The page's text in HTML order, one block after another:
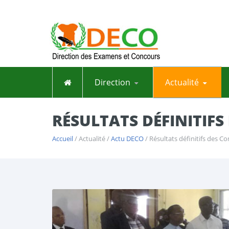
Direction Actualité
RÉSULTATS
Accueil/ Actualité /Actu DECO/ Résultats définitifs des